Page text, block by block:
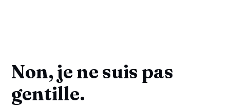
Non, je ne suis pas
gentille.